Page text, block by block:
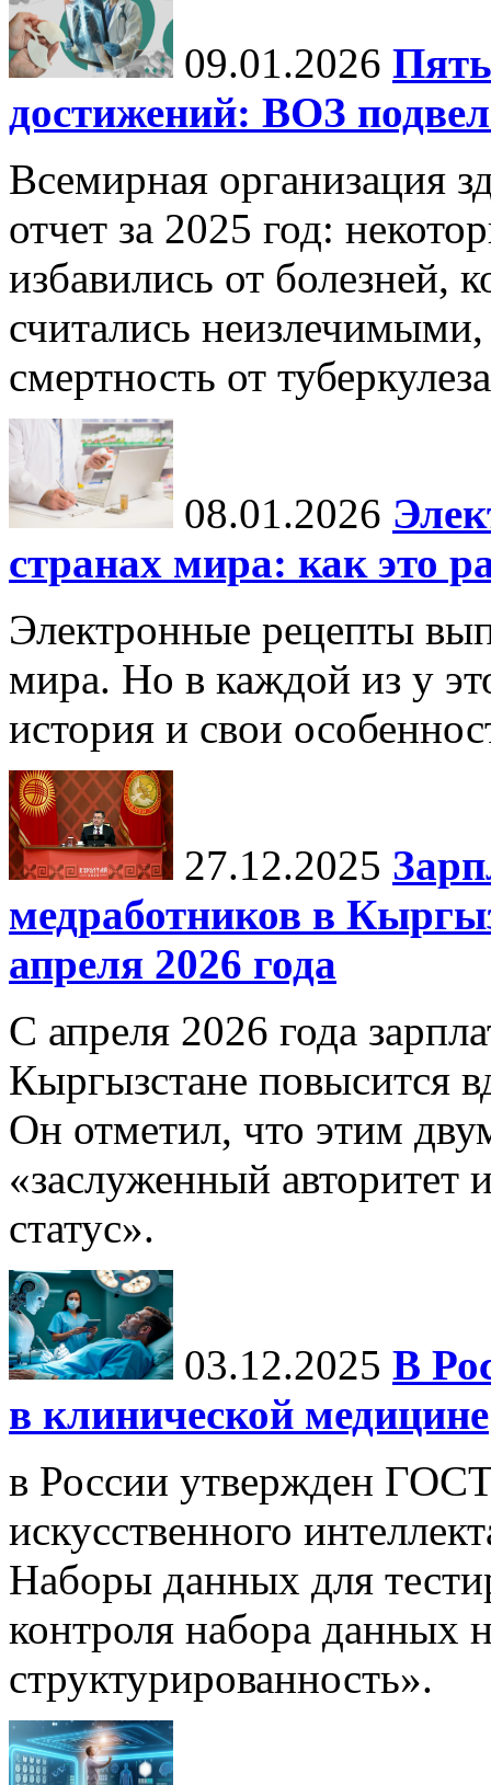
09.01.2026
достижений: ВОЗ
Всемирная организация
отчет за 2025 год:
избавились от болезней,
считались неизлечимыми,
смертность от
08.01.2026
странах мира: как это
Электронные рецепты
мира. Но в каждой из у
история и свои
27.12.2025
медработников в
апреля 2026 года
С апреля 2026 года
Кыргызстане повысится
Он отметил, что этим
«заслуженный
статус».
03.12.2025 В
в клинической медицине
в России утвержден
искусственного
Наборы данных для
контроля набора данных
структурированность».